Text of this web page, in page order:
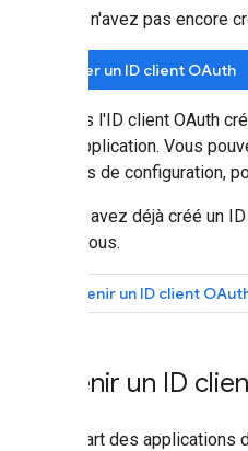
Si vous n'avez pas encore
Créer un ID client OAuth
Une fois l'ID client OAuth
votre application. Vous
données de configuration,
Si vous avez déjà créé un
ci-dessous.
Obtenir un ID client
Obtenir un ID
La plupart des